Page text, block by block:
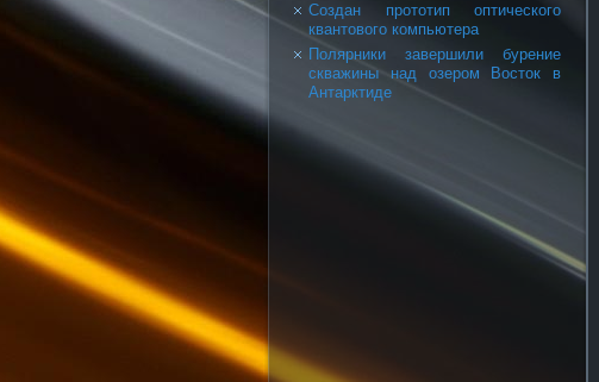
Создан прототип оптического
квантового компьютера
Полярники завершили бурение
скважины над озером Восток в
Антарктиде